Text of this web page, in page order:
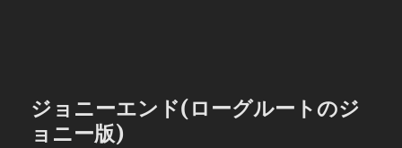
ジョニーエンド(ローグルートのジ
ョニー版)